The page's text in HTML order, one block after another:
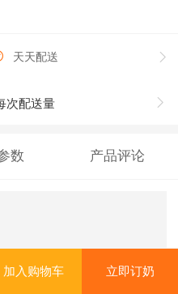
天天配送
次配送量
数 产品评论
加入购物车 立即订奶